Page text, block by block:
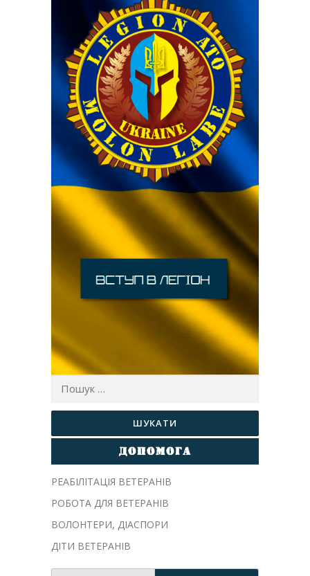
ДОПОМОГА
РЕАБІЛІТАЦІЯ ВЕТЕРАНІВ
РОБОТА ДЛЯ ВЕТЕРАНІВ
ВОЛОНТЕРИ, ДIАСПОРИ
ДІТИ ВЕТЕРАНІВ